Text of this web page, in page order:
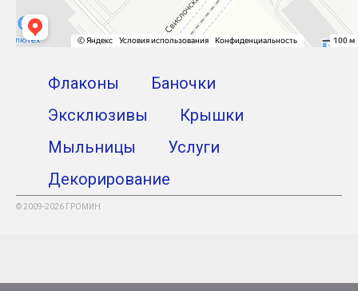
Флаконы
Баночки
Эксклюзивы
Крышки
Мыльницы
Услуги
Декорирование
© 2009-2026 ГРОМИН